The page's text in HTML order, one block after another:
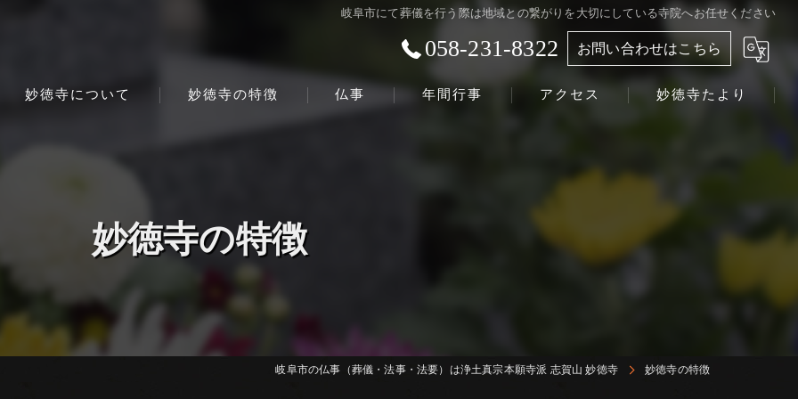
岐阜市にて葬儀を行う際は地域との繋がりを大切にしている寺院へお任せください
058-231-8322 お問い合わせはこちら
妙徳寺について 妙徳寺の特徴 仏事 年間行事 アクセス 妙徳寺たより
妙徳寺の特徴
岐阜市の仏事（葬儀・法事・法要）は浄土真宗本願寺派 志賀山 妙徳寺 妙徳寺の特徴